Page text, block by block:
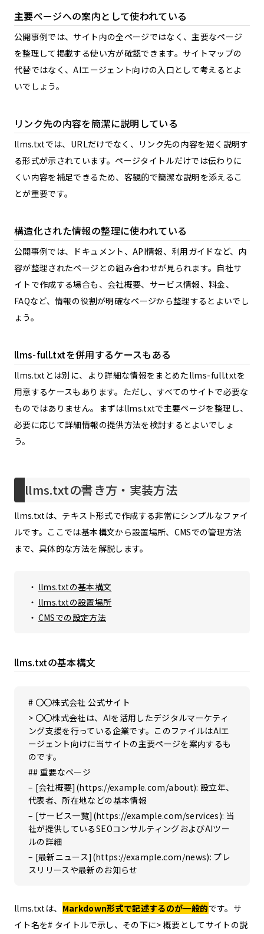
主要ページへの案内として使われている
公開事例では、サイト内の全ページではなく、主要なページ
を整理して掲載する使い方が確認できます。サイトマップの
代替ではなく、AIエージェント向けの入口として考えるとよ
いでしょう。
リンク先の内容を簡潔に説明している
llms.txtでは、URLだけでなく、リンク先の内容を短く説明す
る形式が示されています。ページタイトルだけでは伝わりに
くい内容を補足できるため、客観的で簡潔な説明を添えるこ
とが重要です。
構造化された情報の整理に使われている
公開事例では、ドキュメント、API情報、利用ガイドなど、内
容が整理されたページとの組み合わせが見られます。自社サ
イトで作成する場合も、会社概要、サービス情報、料金、
FAQなど、情報の役割が明確なページから整理するとよいでし
ょう。
llms-full.txtを併用するケースもある
llms.txtとは別に、より詳細な情報をまとめたllms-full.txtを
用意するケースもあります。ただし、すべてのサイトで必要な
ものではありません。まずはllms.txtで主要ページを整理し、
必要に応じて詳細情報の提供方法を検討するとよいでしょ
う。
llms.txtの書き方・実装方法
llms.txtは、テキスト形式で作成する非常にシンプルなファイ
ルです。ここでは基本構文から設置場所、CMSでの管理方法
まで、具体的な方法を解説します。
llms.txtの基本構文
llms.txtの設置場所
CMSでの設定方法
llms.txtの基本構文
# 〇〇株式会社 公式サイト
> 〇〇株式会社は、AIを活用したデジタルマーケティ
ング支援を行っている企業です。このファイルはAIエ
ージェント向けに当サイトの主要ページを案内するも
のです。
## 重要なページ
– [会社概要](https://example.com/about): 設立年、
代表者、所在地などの基本情報
– [サービス一覧](https://example.com/services): 当
社が提供しているSEOコンサルティングおよびAIツー
ルの詳細
– [最新ニュース](https://example.com/news): プレ
スリリースや最新のお知らせ
llms.txtは、 Markdown形式で記述するのが一般的です。サ
イト名を# タイトルで示し、その下に> 概要としてサイトの説